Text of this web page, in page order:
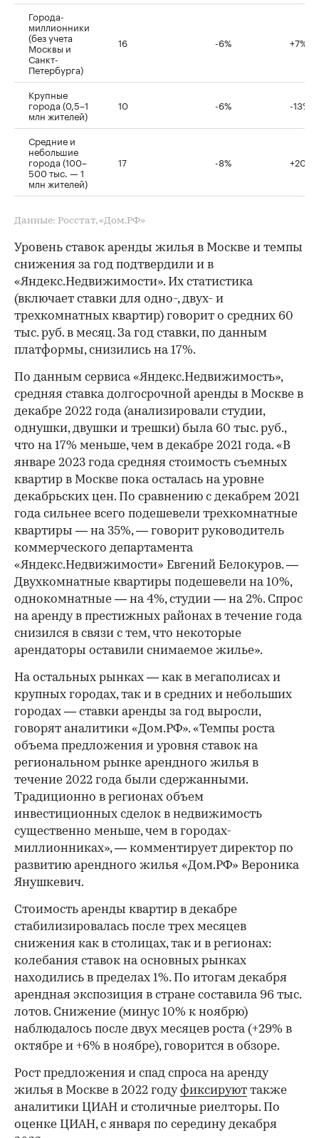
Города-
миллионники
(без учета
Москвы и
Санкт-
Петербурга)
16 -6% +7%
Крупные
города (0,5–1
млн жителей)
10 -6% -13%
Средние и
небольшие
города (100–
500 тыс. — 1
млн жителей)
17 -8% +20%
Данные: Росстат, «Дом.РФ»
Уровень ставок аренды жилья в Москве и темпы
снижения за год подтвердили и в
«Яндекс.Недвижимости». Их статистика
(включает ставки для одно-, двух- и
трехкомнатных квартир) говорит о средних 60
тыс. руб. в месяц. За год ставки, по данным
платформы, снизились на 17%.
По данным сервиса «Яндекс.Недвижимость»,
средняя ставка долгосрочной аренды в Москве в
декабре 2022 года (анализировали студии,
однушки, двушки и трешки) была 60 тыс. руб.,
что на 17% меньше, чем в декабре 2021 года. «В
январе 2023 года средняя стоимость съемных
квартир в Москве пока осталась на уровне
декабрьских цен. По сравнению с декабрем 2021
года сильнее всего подешевели трехкомнатные
квартиры — на 35%, — говорит руководитель
коммерческого департамента
«Яндекс.Недвижимости» Евгений Белокуров. —
Двухкомнатные квартиры подешевели на 10%,
однокомнатные — на 4%, студии — на 2%. Спрос
на аренду в престижных районах в течение года
снизился в связи с тем, что некоторые
арендаторы оставили снимаемое жилье».
На остальных рынках — как в мегаполисах и
крупных городах, так и в средних и небольших
городах — ставки аренды за год выросли,
говорят аналитики «Дом.РФ». «Темпы роста
объема предложения и уровня ставок на
региональном рынке арендного жилья в
течение 2022 года были сдержанными.
Традиционно в регионах объем
инвестиционных сделок в недвижимость
существенно меньше, чем в городах-
миллионниках», — комментирует директор по
развитию арендного жилья «Дом.РФ» Вероника
Янушкевич.
Стоимость аренды квартир в декабре
стабилизировалась после трех месяцев
снижения как в столицах, так и в регионах:
колебания ставок на основных рынках
находились в пределах 1%. По итогам декабря
арендная экспозиция в стране составила 96 тыс.
лотов. Снижение (минус 10% к ноябрю)
наблюдалось после двух месяцев роста (+29% в
октябре и +6% в ноябре), говорится в обзоре.
Рост предложения и спад спроса на аренду
жилья в Москве в 2022 годуфиксируют также
аналитики ЦИАН и столичные риелторы. По
оценке ЦИАН, с января по середину декабря